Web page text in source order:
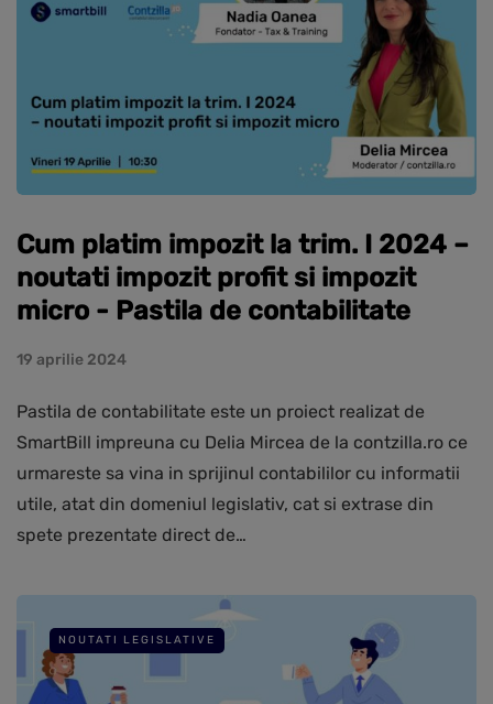
Cum platim impozit la trim. I 2024 –
noutati impozit profit si impozit
micro - Pastila de contabilitate
19 aprilie 2024
Pastila de contabilitate este un proiect realizat de
SmartBill impreuna cu Delia Mircea de la contzilla.ro ce
urmareste sa vina in sprijinul contabililor cu informatii
utile, atat din domeniul legislativ, cat si extrase din
spete prezentate direct de…
NOUTATI LEGISLATIVE